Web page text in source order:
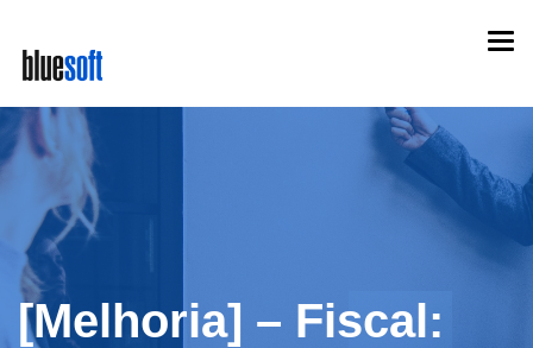
main
content
[Melhoria] – Fiscal: